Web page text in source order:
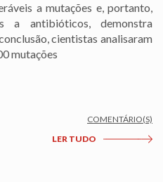
a mutações e, portanto,
a antibióticos, demonstra
cientistas analisaram
mutações
COMENTÁRIO(S)
LER TUDO